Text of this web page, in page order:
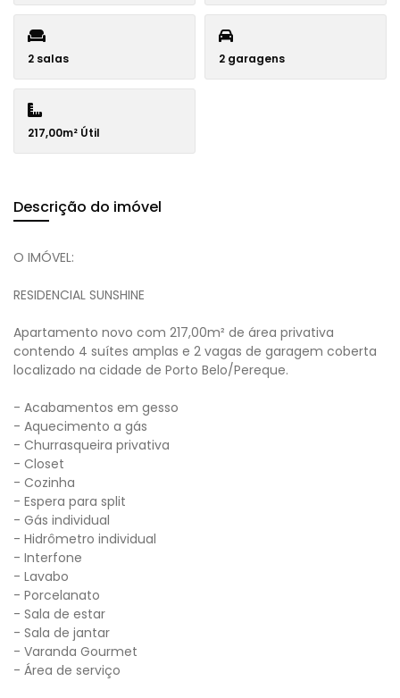
2 salas 2 garagens
217,00m² Útil
Descrição do imóvel
O IMÓVEL:
RESIDENCIAL SUNSHINE
Apartamento novo com 217,00m² de área privativa
contendo 4 suítes amplas e 2 vagas de garagem coberta
localizado na cidade de Porto Belo/Pereque.
- Acabamentos em gesso
- Aquecimento a gás
- Churrasqueira privativa
- Closet
- Cozinha
- Espera para split
- Gás individual
- Hidrômetro individual
- Interfone
- Lavabo
- Porcelanato
- Sala de estar
- Sala de jantar
- Varanda Gourmet
- Área de serviço